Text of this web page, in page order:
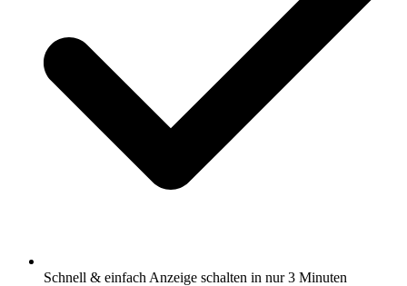
Schnell & einfach Anzeige schalten in nur 3 Minuten